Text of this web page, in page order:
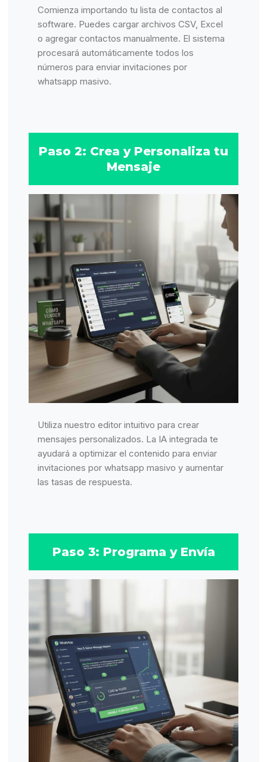
Comienza importando tu lista de contactos al
software. Puedes cargar archivos CSV, Excel
o agregar contactos manualmente. El sistema
procesará automáticamente todos los
números para enviar invitaciones por
whatsapp masivo.
Paso 2: Crea y Personaliza tu
Mensaje
Utiliza nuestro editor intuitivo para crear
mensajes personalizados. La IA integrada te
ayudará a optimizar el contenido para enviar
invitaciones por whatsapp masivo y aumentar
las tasas de respuesta.
Paso 3: Programa y Envía